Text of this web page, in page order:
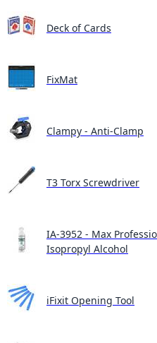
Deck of Cards
FixMat
Clampy - Anti-Clamp
T3 Torx Screwdriver
IA-3952 - Max
Isopropyl Alcohol
iFixit Opening Tool